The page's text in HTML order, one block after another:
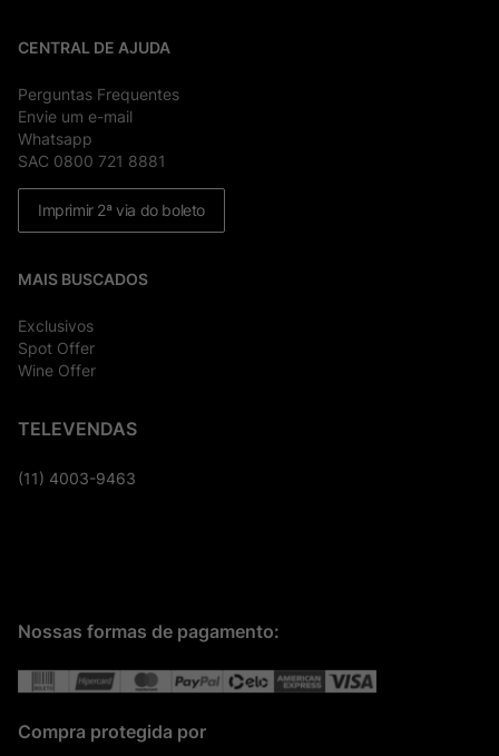
CENTRAL DE AJUDA
Perguntas Frequentes
Envie um e-mail
Whatsapp
SAC 0800 721 8881
Imprimir 2ª via do boleto
MAIS BUSCADOS
Exclusivos
Spot Offer
Wine Offer
TELEVENDAS
(11) 4003-9463
Nossas formas de pagamento:
Compra protegida por